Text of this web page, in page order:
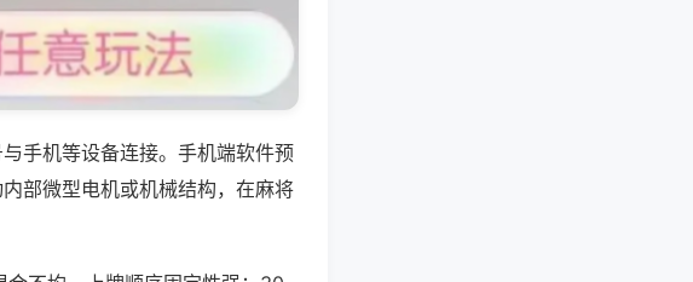
手机等设备连接。手机端软件预
部微型电机或机械结构，在麻将